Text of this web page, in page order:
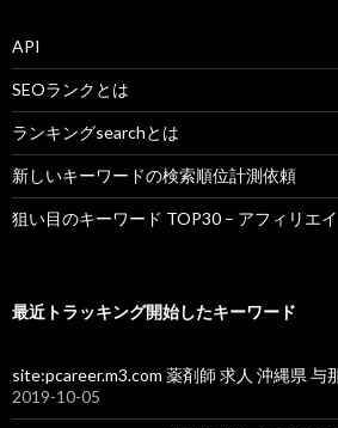
API
SEOランクとは
ランキングsearchとは
新しいキーワードの検索順位計測依頼
狙い目のキーワード TOP30 – アフィリエ
最近トラッキング開始したキーワード
site:pcareer.m3.com 薬剤師 求人 沖縄県 与
2019-10-05